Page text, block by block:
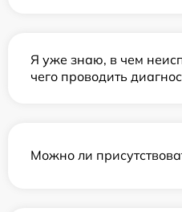
Я уже знаю, в чем
чего проводить
Можно ли